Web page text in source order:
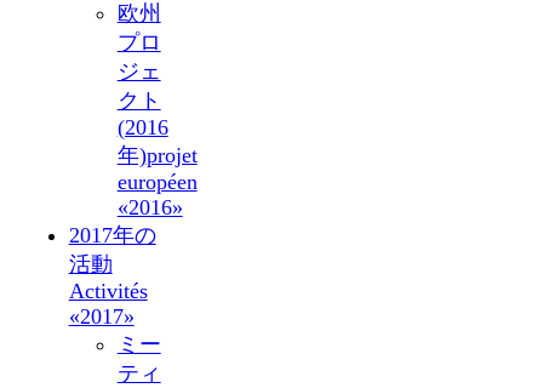
欧州
プロ
ジェ
クト
(2016
年)projet
européen
«2016»
2017年の
活動
Activités
«2017»
ミー
ティ